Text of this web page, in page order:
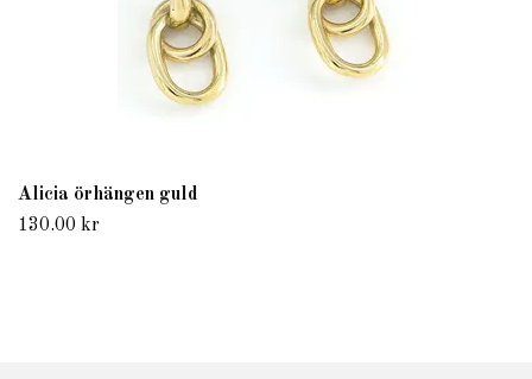
Alicia örhängen guld
130.00 kr